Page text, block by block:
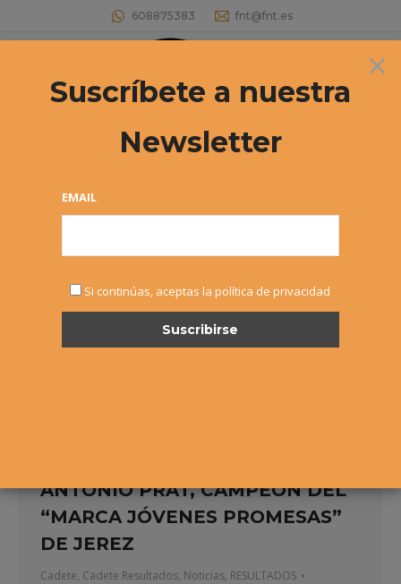
608875383 fnt@fnt.es
Buscar:
Archivos por año:2020
ANTONIO PRAT, CAMPEÓN DEL
“MARCA JÓVENES PROMESAS”
DE JEREZ
Cadete, Cadete Resultados, Noticias, RESULTADOS
×
Suscríbete a nuestra
Newsletter
EMAIL
Si continúas, aceptas la política de privacidad